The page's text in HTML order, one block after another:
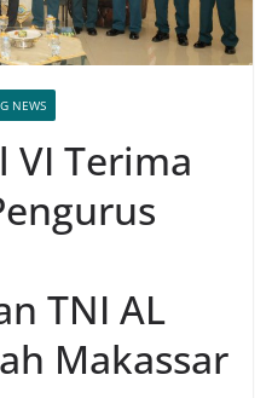
NEWS
VI Terima
TNI AL
Makassar